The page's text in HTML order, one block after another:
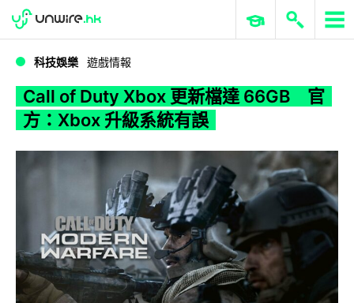
WWDC 2026 ERP 與商業 AI
科技娛樂 遊戲情報
Call of Duty Xbox 更新檔達 66GB 官
方：Xbox 升級系統有誤